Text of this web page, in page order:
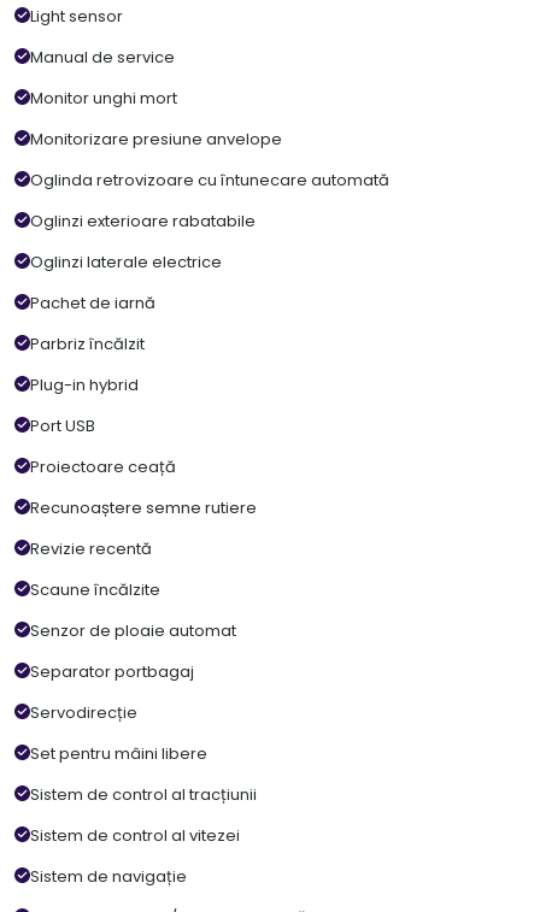
Light sensor
Manual de service
Monitor unghi mort
Monitorizare presiune anvelope
Oglinda retrovizoare cu întunecare automată
Oglinzi exterioare rabatabile
Oglinzi laterale electrice
Pachet de iarnă
Parbriz încălzit
Plug-in hybrid
Port USB
Proiectoare ceață
Recunoaștere semne rutiere
Revizie recentă
Scaune încălzite
Senzor de ploaie automat
Separator portbagaj
Servodirecție
Set pentru mâini libere
Sistem de control al tracțiunii
Sistem de control al vitezei
Sistem de navigație